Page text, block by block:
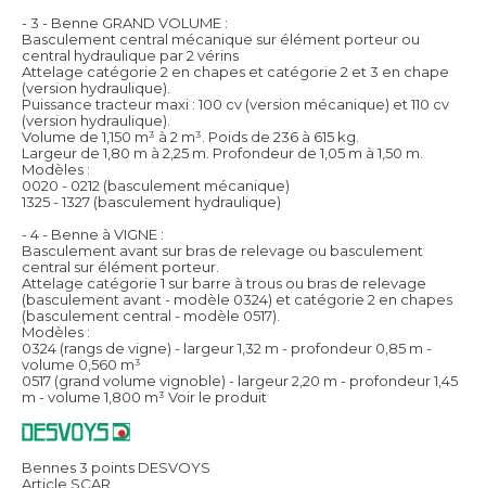
- 3 - Benne GRAND VOLUME :
Basculement central mécanique sur élément porteur ou
central hydraulique par 2 vérins
Attelage catégorie 2 en chapes et catégorie 2 et 3 en chape
(version hydraulique).
Puissance tracteur maxi : 100 cv (version mécanique) et 110 cv
(version hydraulique).
Volume de 1,150 m³ à 2 m³. Poids de 236 à 615 kg.
Largeur de 1,80 m à 2,25 m. Profondeur de 1,05 m à 1,50 m.
Modèles :
0020 - 0212 (basculement mécanique)
1325 - 1327 (basculement hydraulique)
- 4 - Benne à VIGNE :
Basculement avant sur bras de relevage ou basculement
central sur élément porteur.
Attelage catégorie 1 sur barre à trous ou bras de relevage
(basculement avant - modèle 0324) et catégorie 2 en chapes
(basculement central - modèle 0517).
Modèles :
0324 (rangs de vigne) - largeur 1,32 m - profondeur 0,85 m -
volume 0,560 m³
0517 (grand volume vignoble) - largeur 2,20 m - profondeur 1,45
m - volume 1,800 m³ Voir le produit
Bennes 3 points DESVOYS
Article SCAR